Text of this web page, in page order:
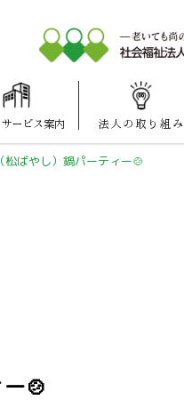
サービス案内
ハウス
法人の 取り組み
松ばやし）鍋パーティー🍲
🍲